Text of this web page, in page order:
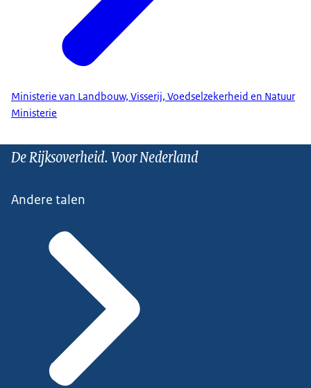
Ministerie van Landbouw, Visserij, Voedselzekerheid en Natuur
Ministerie
De Rijksoverheid. Voor Nederland
Andere talen